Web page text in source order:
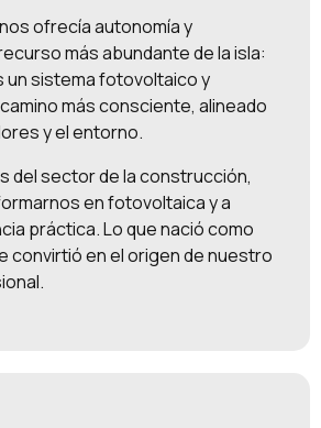
ofrecía autonomía y
más abundante de la isla:
un sistema fotovoltaico y
más consciente, alineado
y el entorno.
del sector de la construcción,
en fotovoltaica y a
práctica. Lo que nació como
convirtió en el origen de nuestro